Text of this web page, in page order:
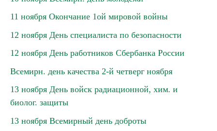
11 ноября Окончание 1ой мировой войны
12 ноября День специалиста по безопасности
12 ноября День работников Сбербанка России
Всемирн. день качества 2-й четверг ноября
13 ноября День войск радиационной, хим. и
биолог. защиты
13 ноября Всемирный день доброты